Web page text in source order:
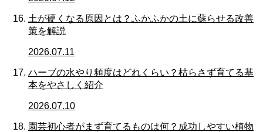
土が硬くなる原因とは？ふかふかの土に蘇らせる改善
策を解説
2026.07.11
ハーブの水やり頻度はどれくらい？枯らさず育てる基
本をやさしく紹介
2026.07.10
園芸初心者がまず育てるものは何？成功しやすい植物